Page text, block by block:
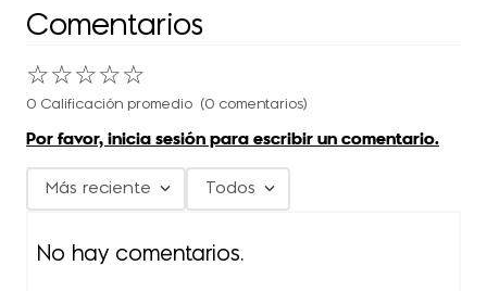
Comentarios
☆☆☆☆☆
0 Calificación promedio (0 comentarios)
Por favor, inicia sesión para escribir un comentario.
Más reciente Todos
No hay comentarios.